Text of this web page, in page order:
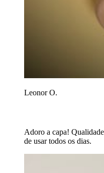
Leonor O.
Adoro a capa!
de usar todos os dias.